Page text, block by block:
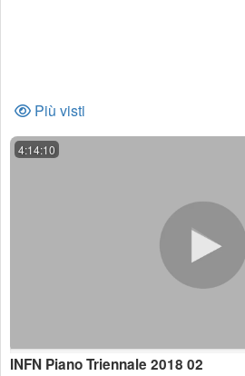
Più visti
4:14:10
INFN Piano Triennale 2018 02